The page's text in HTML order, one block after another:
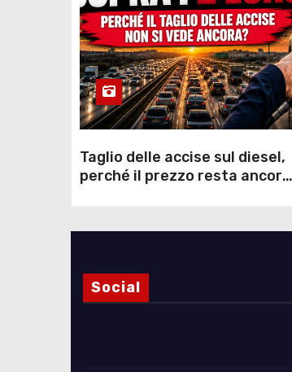
Taglio delle accise sul diesel,
perché il prezzo resta ancora
Social